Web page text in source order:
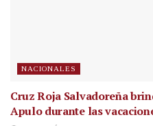
NACIONALES
Cruz Roja Salvadoreña
Apulo durante las